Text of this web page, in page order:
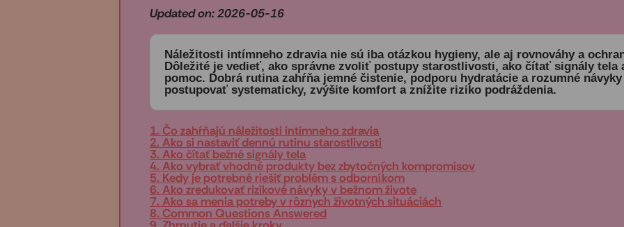
Updated on: 2026-05-16
Náležitosti intímneho zdravia nie sú iba otázkou hygieny, ale aj rovnováhy a
Dôležité je vedieť, ako správne zvoliť postupy starostlivosti, ako čítať signály tela
pomoc. Dobrá rutina zahŕňa jemné čistenie, podporu hydratácie a rozumné
postupovať systematicky, zvýšite komfort a znížite riziko podráždenia.
1. Čo zahŕňajú náležitosti intímneho zdravia
2. Ako si nastaviť dennú rutinu starostlivosti
3. Ako čítať bežné signály tela
4. Ako vybrať vhodné produkty bez zbytočných kompromisov
5. Kedy je potrebné riešiť problém s odborníkom
6. Ako zredukovať rizikové návyky v bežnom živote
7. Ako sa menia potreby v rôznych životných situáciách
8. Common Questions Answered